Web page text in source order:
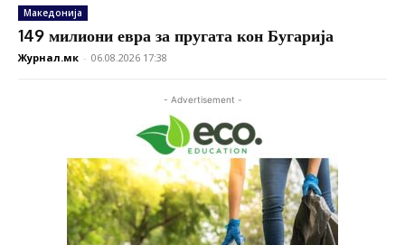
Македонија
149 милиони евра за пругата кон Бугарија
Журнал.мк - 06.08.2026 17:38
- Advertisement -